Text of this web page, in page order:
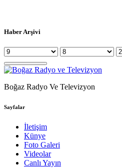
Haber Arşivi
Boğaz Radyo Ve Televizyon
Sayfalar
İletişim
Künye
Foto Galeri
Videolar
Canlı Yayın